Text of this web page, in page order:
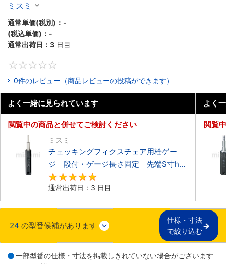
ミスミ
通常単価(税別)： -
(税込単価)： -
通常出荷日： 3 日目
0件のレビュー（商品レビューの投稿ができます）
よく一緒に見られています
閲覧中の商品と併せてご検討ください
ミスミ
チェッキングフィクスチェア用栓ゲー
ジ 段付・ゲージ長さ固定 先端S寸h7
タイプ
通常出荷日：3 日目
よく
閲覧
24 の型番候補があります
仕様・寸法
で絞り込む
一部型番の仕様・寸法を掲載しきれていない場合がございます